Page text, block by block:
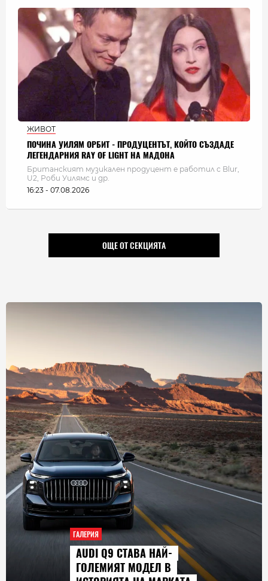
ЖИВОТ
ПОЧИНА УИЛЯМ ОРБИТ - ПРОДУЦЕНТЪТ, КОЙТО СЪЗДАДЕ
ЛЕГЕНДАРНИЯ RAY OF LIGHT НА МАДОНА
Британският музикален продуцент е работил с Blur,
U2, Роби Уилямс и др.
16:23 - 07.08.2026
ОЩЕ ОТ СЕКЦИЯТА
ГАЛЕРИЯ
AUDI Q9 СТАВА НАЙ-
ГОЛЕМИЯТ МОДЕЛ В